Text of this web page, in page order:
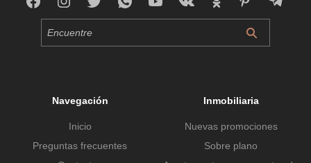
Navegación
Inicio
Preguntas frecuentes
Inmobiliaria
Nuevas promociones
Sobre plano